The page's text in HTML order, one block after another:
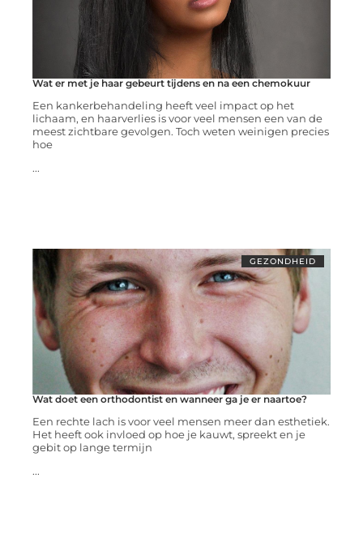
Wat er met je haar gebeurt tijdens en na een chemokuur
Een kankerbehandeling heeft veel impact op het
lichaam, en haarverlies is voor veel mensen een van de
meest zichtbare gevolgen. Toch weten weinigen precies
hoe
...
GEZONDHEID
Wat doet een orthodontist en wanneer ga je er naartoe?
Een rechte lach is voor veel mensen meer dan esthetiek.
Het heeft ook invloed op hoe je kauwt, spreekt en je
gebit op lange termijn
...